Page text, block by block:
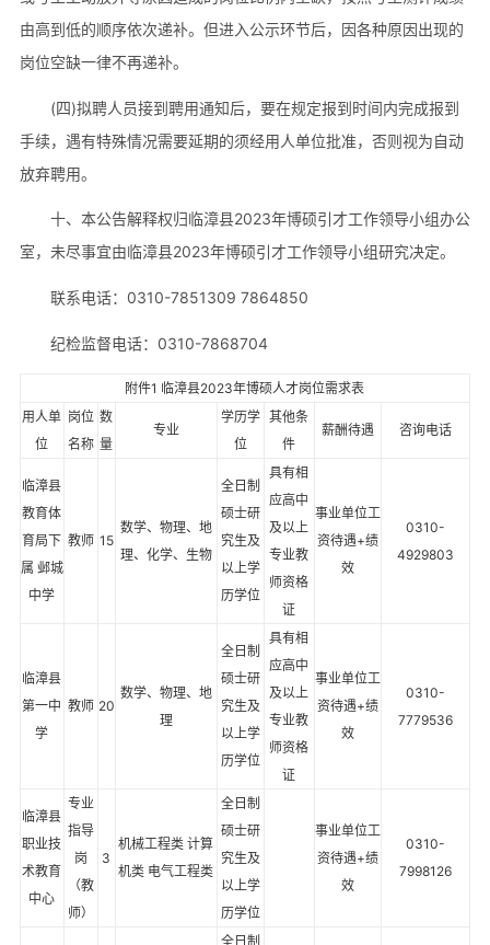
由高到低的顺序依次递补。但进入公示环节后，因各种原因出现的
岗位空缺一律不再递补。
(四)拟聘人员接到聘用通知后，要在规定报到时间内完成报到
手续，遇有特殊情况需要延期的须经用人单位批准，否则视为自动
放弃聘用。
十、本公告解释权归临漳县2023年博硕引才工作领导小组办公
室，未尽事宜由临漳县2023年博硕引才工作领导小组研究决定。
联系电话：0310-7851309 7864850
纪检监督电话：0310-7868704
附件1 临漳县2023年博硕人才岗位需求表
用人单
位
岗位
名称
数
量
专业
学历学
位
其他条
件
薪酬待遇 咨询电话
临漳县
教育体
育局下
属 邺城
中学
教师 15
数学、物理、地
理、化学、生物
全日制
硕士研
究生及
以上学
历学位
具有相
应高中
及以上
专业教
师资格
证
事业单位工
资待遇+绩
效
0310-
4929803
临漳县
第一中
学
教师 20
数学、物理、地
理
全日制
硕士研
究生及
以上学
历学位
具有相
应高中
及以上
专业教
师资格
证
事业单位工
资待遇+绩
效
0310-
7779536
临漳县
职业技
术教育
中心
专业
指导
岗
（教
师）
3
机械工程类 计算
机类 电气工程类
全日制
硕士研
究生及
以上学
历学位
事业单位工
资待遇+绩
效
0310-
7998126
全日制